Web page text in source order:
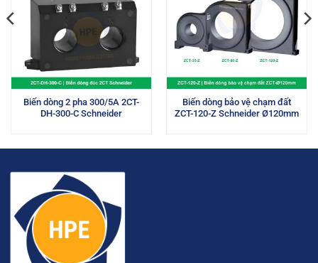
Biến dòng 2 pha 300/5A 2CT-
DH-300-C Schneider
Biến dòng bảo vệ chạm đất
ZCT-120-Z Schneider Ø120mm